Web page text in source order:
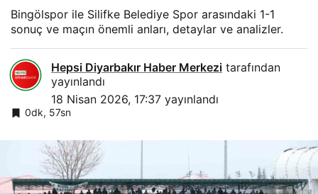
Bingölspor ile Silifke Belediye Spor arasındaki 1-1
sonuç ve maçın önemli anları, detaylar ve analizler.
Hepsi Diyarbakır Haber Merkezi tarafından
yayınlandı
18 Nisan 2026, 17:37 yayınlandı
0dk, 57sn